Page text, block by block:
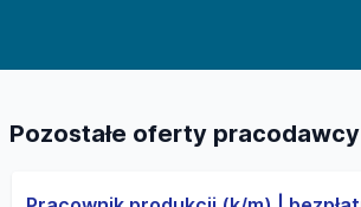
Pozostałe oferty pracodawcy